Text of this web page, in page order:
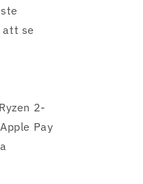
att se
2-
Pay